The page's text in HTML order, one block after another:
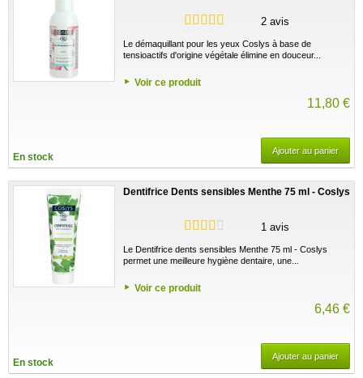
2 avis
Le démaquillant pour les yeux Coslys à base de
tensioactifs d'origine végétale élimine en douceur...
Voir ce produit
11,80 €
En stock
Ajouter au panier
Dentifrice Dents sensibles Menthe 75 ml - Coslys
1 avis
Le Dentifrice dents sensibles Menthe 75 ml - Coslys
permet une meilleure hygiène dentaire, une...
Voir ce produit
6,46 €
En stock
Ajouter au panier